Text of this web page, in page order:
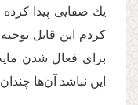
یك صفایى پیدا
كردم این قابل
براى فعال شدن
این نباشد آن‌ها